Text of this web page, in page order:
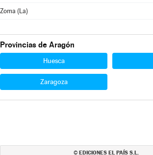
Zoma (La)
Provincias de Aragón
Huesca
Zaragoza
© EDICIONES EL PAÍS S.L.